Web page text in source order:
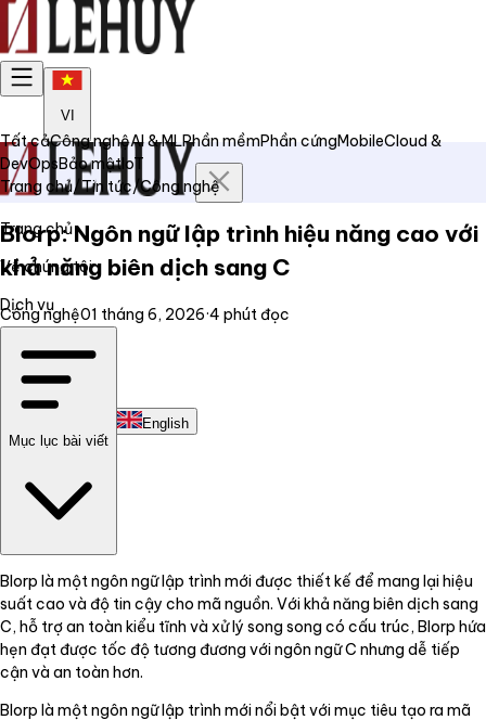
VI
Trang chủ
Về chúng tôi
Dịch vụ
Liên hệ
English
Tất cảCông nghệAI & MLPhần mềmPhần cứngMobileCloud &
DevOpsBảo mậtIoT
Trang chủ/Tin tức/Công nghệ
Blorp: Ngôn ngữ lập trình hiệu năng cao với
khả năng biên dịch sang C
Công nghệ01 tháng 6, 2026·4 phút đọc
Mục lục bài viết
Blorp là một ngôn ngữ lập trình mới được thiết kế để mang lại hiệu
suất cao và độ tin cậy cho mã nguồn. Với khả năng biên dịch sang
C, hỗ trợ an toàn kiểu tĩnh và xử lý song song có cấu trúc, Blorp hứa
hẹn đạt được tốc độ tương đương với ngôn ngữ C nhưng dễ tiếp
cận và an toàn hơn.
Blorp là một ngôn ngữ lập trình mới nổi bật với mục tiêu tạo ra mã